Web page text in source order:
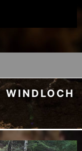
WINDLOCH